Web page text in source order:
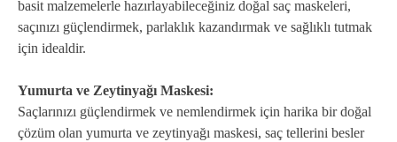
basit malzemelerle hazırlayabileceğiniz doğal saç maskeleri,
saçınızı güçlendirmek, parlaklık kazandırmak ve sağlıklı tutmak
için idealdir.
Yumurta ve Zeytinyağı Maskesi:
Saçlarınızı güçlendirmek ve nemlendirmek için harika bir doğal
çözüm olan yumurta ve zeytinyağı maskesi, saç tellerini besler